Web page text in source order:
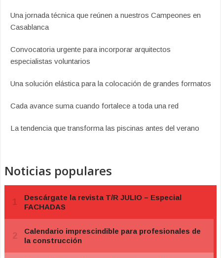
Una jornada técnica que reúnen a nuestros Campeones en
Casablanca
Convocatoria urgente para incorporar arquitectos
especialistas voluntarios
Una solución elástica para la colocación de grandes formatos
Cada avance suma cuando fortalece a toda una red
La tendencia que transforma las piscinas antes del verano
Noticias populares